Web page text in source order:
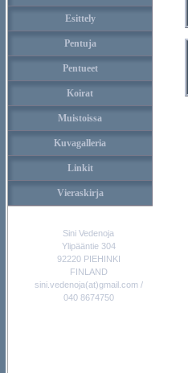
Esittely
Pentuja
Pentueet
Koirat
Muistoissa
Kuvagalleria
Linkit
Vieraskirja
Sini Vedenoja
Ylipääntie 304
92220 PIEHINKI
FINLAND
sini.vedenoja(at)gmail.com /
040 8674750